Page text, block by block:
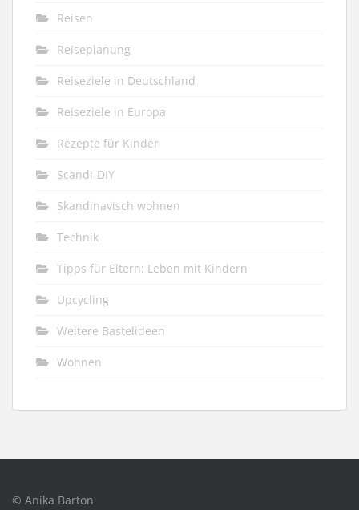
Reisen
Reiseplanung
Reiseziele in Deutschland
Reiseziele in Europa
Rezepte für Kinder
Scandi-DIY
Skandinavisch wohnen
Technik
Tipps für Eltern: Leben mit Kindern
Upcycling
Weitere Bastelideen
Wohnen
© Anika Barton